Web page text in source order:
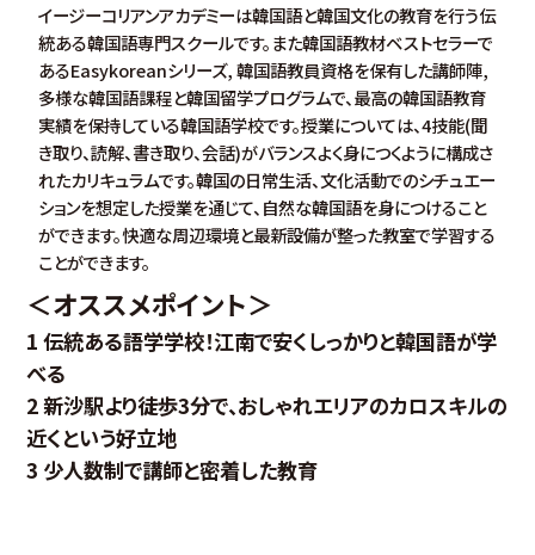
イージーコリアンアカデミーは韓国語と韓国文化の教育を行う伝
統ある韓国語専門スクールです。また韓国語教材ベストセラーで
あるEasykoreanシリーズ, 韓国語教員資格を保有した講師陣,
多様な韓国語課程と韓国留学プログラムで、最高の韓国語教育
実績を保持している韓国語学校です。授業については、4技能(聞
き取り、読解、書き取り、会話)がバランスよく身につくように構成さ
れたカリキュラムです。韓国の日常生活、文化活動でのシチュエー
ションを想定した授業を通じて、自然な韓国語を身につけること
ができます。快適な周辺環境と最新設備が整った教室で学習する
ことができます。
＜オススメポイント＞
1 伝統ある語学学校！江南で安くしっかりと韓国語が学
べる
2 新沙駅より徒歩3分で、おしゃれエリアのカロスキルの
近くという好立地
3 少人数制で講師と密着した教育